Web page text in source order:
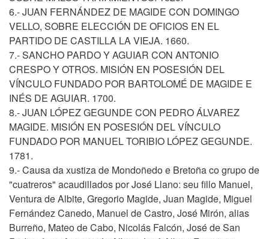
6.- JUAN FERNÁNDEZ DE MAGIDE CON DOMINGO
VELLO, SOBRE ELECCIÓN DE OFICIOS EN EL
PARTIDO DE CASTILLA LA VIEJA. 1660.
7.- SANCHO PARDO Y AGUIAR CON ANTONIO
CRESPO Y OTROS. MISIÓN EN POSESIÓN DEL
VÍNCULO FUNDADO POR BARTOLOMÉ DE MAGIDE E
INÉS DE AGUIAR. 1700.
8.- JUAN LÓPEZ GEGUNDE CON PEDRO ÁLVAREZ
MAGIDE. MISIÓN EN POSESIÓN DEL VÍNCULO
FUNDADO POR MANUEL TORIBIO LÓPEZ GEGUNDE.
1781.
9.- Causa da xustiza de Mondoñedo e Bretoña co grupo de
"cuatreros" acaudillados por José Llano: seu fillo Manuel,
Ventura de Albite, Gregorio Magide, Juan Magide, Miguel
Fernández Canedo, Manuel de Castro, José Mirón, alias
Burreño, Mateo de Cabo, Nicolás Falcón, José de San